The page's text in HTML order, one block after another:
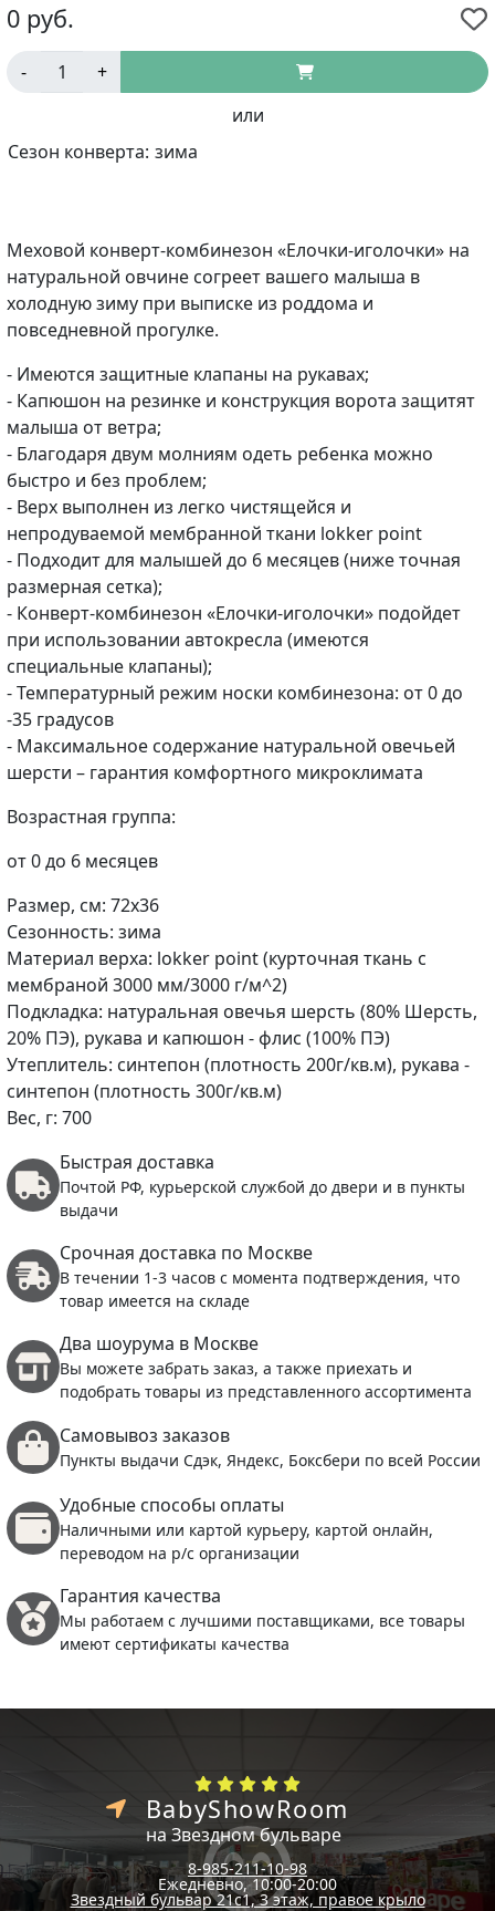
0 руб.
-
+
или
Сезон конверта: зима
Меховой конверт-комбинезон «Елочки-иголочки» на
натуральной овчине согреет вашего малыша в
холодную зиму при выписке из роддома и
повседневной прогулке.
- Имеются защитные клапаны на рукавах;
- Капюшон на резинке и конструкция ворота защитят
малыша от ветра;
- Благодаря двум молниям одеть ребенка можно
быстро и без проблем;
- Верх выполнен из легко чистящейся и
непродуваемой мембранной ткани lokker point
- Подходит для малышей до 6 месяцев (ниже точная
размерная сетка);
- Конверт-комбинезон «Елочки-иголочки» подойдет
при использовании автокресла (имеются
специальные клапаны);
- Температурный режим носки комбинезона: от 0 до
-35 градусов
- Максимальное содержание натуральной овечьей
шерсти – гарантия комфортного микроклимата
Возрастная группа:
от 0 до 6 месяцев
Размер, см: 72х36
Сезонность: зима
Материал верха: lokker point (курточная ткань с
мембраной 3000 мм/3000 г/м^2)
Подкладка: натуральная овечья шерсть (80% Шерсть,
20% ПЭ), рукава и капюшон - флис (100% ПЭ)
Утеплитель: синтепон (плотность 200г/кв.м), рукава -
синтепон (плотность 300г/кв.м)
Вес, г: 700
Быстрая доставка
Почтой РФ, курьерской службой до двери и в пункты
выдачи
Срочная доставка по Москве
В течении 1-3 часов с момента подтверждения, что
товар имеется на складе
Два шоурума в Москве
Вы можете забрать заказ, а также приехать и
подобрать товары из представленного ассортимента
Самовывоз заказов
Пункты выдачи Сдэк, Яндекс, Боксбери по всей России
Удобные способы оплаты
Наличными или картой курьеру, картой онлайн,
переводом на р/с организации
Гарантия качества
Мы работаем с лучшими поставщиками, все товары
имеют сертификаты качества
BabyShowRoom
на Звездном бульваре
8-985-211-10-98
Ежедневно, 10:00-20:00
Звездный бульвар 21с1, 3 этаж, правое крыло